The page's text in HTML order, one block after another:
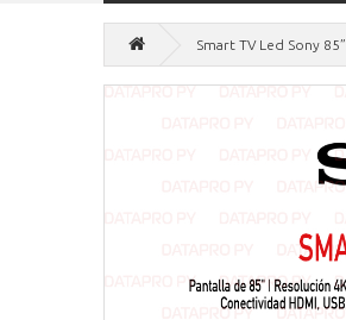
Smart TV Led Sony 85”